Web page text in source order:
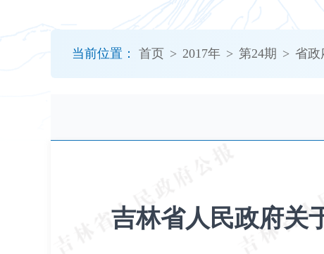
当前位置： 首页 > 2017年 > 第24期 > 省政
吉林省人民政府关